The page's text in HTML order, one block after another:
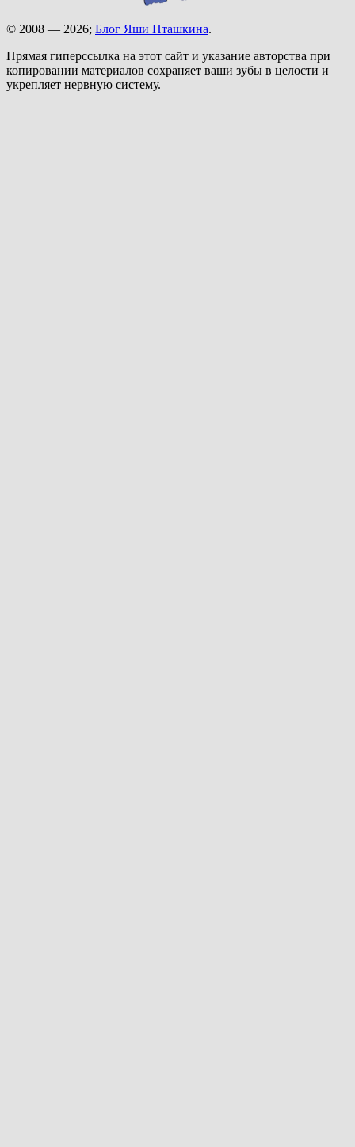
© 2008 — 2026; Блог Яши Пташкина.
Прямая гиперссылка на этот сайт и указание авторства при
копировании материалов сохраняет ваши зубы в целости и
укрепляет нервную систему.